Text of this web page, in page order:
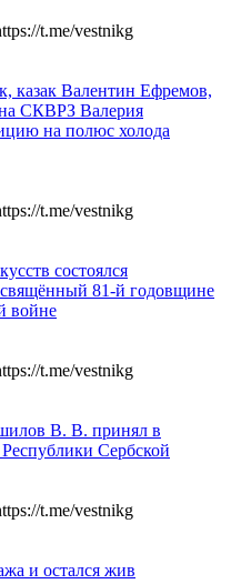
t.me/vestnikg
казак Валентин Ефремов,
СКВРЗ Валерия
на полюс холода
t.me/vestnikg
состоялся
81-й годовщине
войне
t.me/vestnikg
В. В. принял в
Сербской
t.me/vestnikg
и остался жив